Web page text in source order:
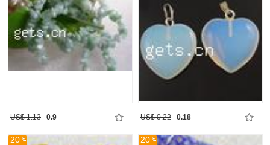
US$ 1.13 0.9 US$ 0.22 0.18
20 20